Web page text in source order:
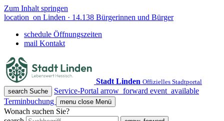
Zum Inhalt springen
location_on Linden · 14.138 Bürgerinnen und Bürger
schedule Öffnungszeiten
mail Kontakt
Stadt Linden Offizielles Stadtportal
search Suche Service-Portal arrow_forward event_available
Terminbuchung
menu close Menü
Wonach suchen Sie?